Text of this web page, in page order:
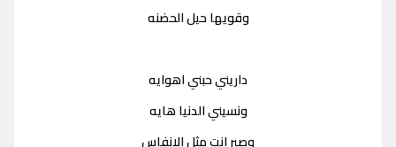
وقويها حيل الحضنه
داريني حبني اهوايه
ونسيني الدنيا هايه
وصير انت مثل الانفاس